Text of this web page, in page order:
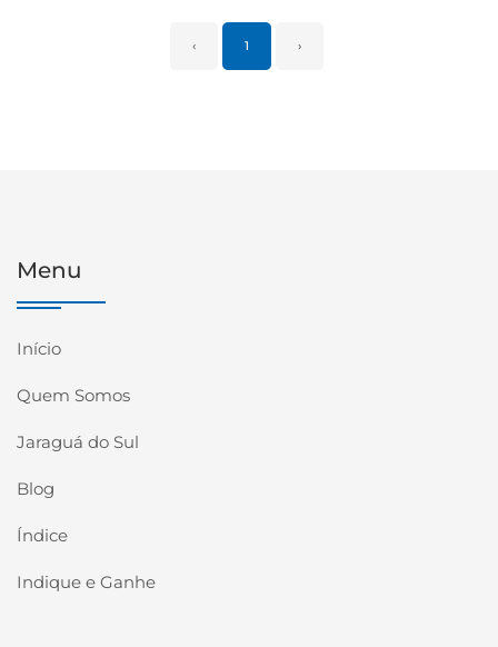
‹ 1 ›
Menu
Início
Quem Somos
Jaraguá do Sul
Blog
Índice
Indique e Ganhe